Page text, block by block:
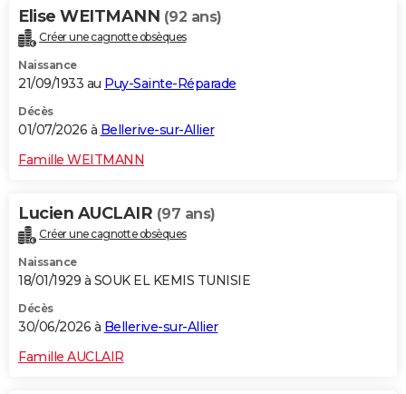
Elise WEITMANN (92 ans)
Créer une cagnotte obsèques
Naissance
21/09/1933 au Puy-Sainte-Réparade
Décès
01/07/2026 à Bellerive-sur-Allier
Famille WEITMANN
Lucien AUCLAIR (97 ans)
Créer une cagnotte obsèques
Naissance
18/01/1929 à SOUK EL KEMIS TUNISIE
Décès
30/06/2026 à Bellerive-sur-Allier
Famille AUCLAIR